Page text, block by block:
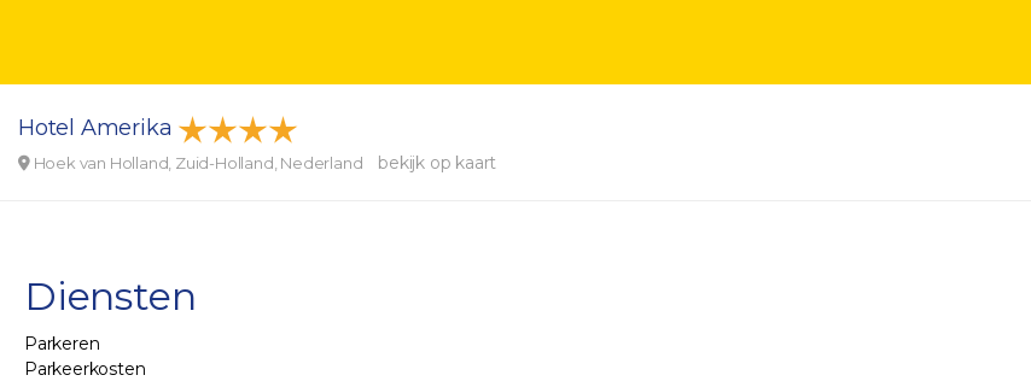
Hotel Amerika
Hoek van Holland, Zuid-Holland, Nederland bekijk op kaart
Diensten
Parkeren
Parkeerkosten